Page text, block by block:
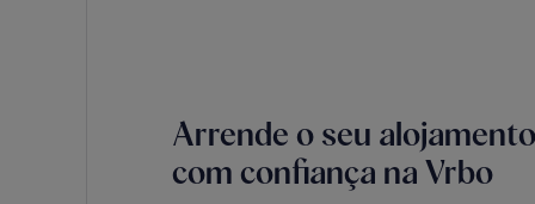
Arrende o seu alojamento
com confiança na Vrbo